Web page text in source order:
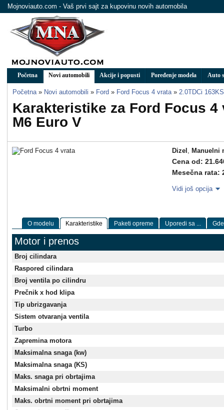
Mojnoviauto.com - Vaš prvi sajt za kupovinu novih automobila
Početna Novi automobili Akcije i popusti Poređenje modela Auto
Početna » Novi automobili » Ford » Ford Focus 4 vrata » 2.0TDCi
Karakteristike za Ford Focus 4
M6 Euro V
Dizel , Manuelni
Cena od:
Mesečna rata:
Vidi još opcija
O modelu Karakteristike Paketi opreme Uporedi sa ...
Motor i prenos
Broj cilindara
Raspored cilindara
Broj ventila po cilindru
Prečnik x hod klipa
Tip ubrizgavanja
Sistem otvaranja ventila
Turbo
Zapremina motora
Maksimalna snaga (kw)
Maksimalna snaga (KS)
Maks. snaga pri obrtajima
Maksimalni obrtni moment
Maks. obrtni moment pri obrtajima